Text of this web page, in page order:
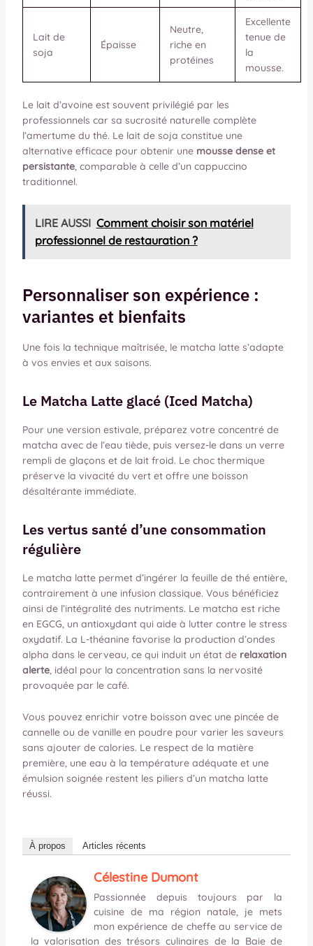
Lait de
soja
Épaisse
Neutre,
riche en
protéines
Excellente
tenue de
la
mousse.
Le lait d’avoine est souvent privilégié par les
professionnels car sa sucrosité naturelle complète
l’amertume du thé. Le lait de soja constitue une
alternative efficace pour obtenir une mousse dense et
persistante, comparable à celle d’un cappuccino
traditionnel.
LIRE AUSSI Comment choisir son matériel
professionnel de restauration ?
Personnaliser son expérience :
variantes et bienfaits
Une fois la technique maîtrisée, le matcha latte s’adapte
à vos envies et aux saisons.
Le Matcha Latte glacé (Iced Matcha)
Pour une version estivale, préparez votre concentré de
matcha avec de l’eau tiède, puis versez-le dans un verre
rempli de glaçons et de lait froid. Le choc thermique
préserve la vivacité du vert et offre une boisson
désaltérante immédiate.
Les vertus santé d’une consommation
régulière
Le matcha latte permet d’ingérer la feuille de thé entière,
contrairement à une infusion classique. Vous bénéficiez
ainsi de l’intégralité des nutriments. Le matcha est riche
en EGCG, un antioxydant qui aide à lutter contre le stress
oxydatif. La L-théanine favorise la production d’ondes
alpha dans le cerveau, ce qui induit un état de relaxation
alerte, idéal pour la concentration sans la nervosité
provoquée par le café.
Vous pouvez enrichir votre boisson avec une pincée de
cannelle ou de vanille en poudre pour varier les saveurs
sans ajouter de calories. Le respect de la matière
première, une eau à la température adéquate et une
émulsion soignée restent les piliers d’un matcha latte
réussi.
À propos Articles récents
Célestine Dumont
Passionnée depuis toujours par la
cuisine de ma région natale, je mets
mon expérience de cheffe au service de
la valorisation des trésors culinaires de la Baie de